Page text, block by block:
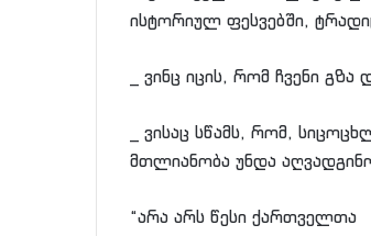
ისტორიულ ფესვებში,
_ ვინც იცის, რომ ჩვენი
_ ვისაც სწამს, რომ,
მთლიანობა უნდა
“არა არს წესი ქართველთა